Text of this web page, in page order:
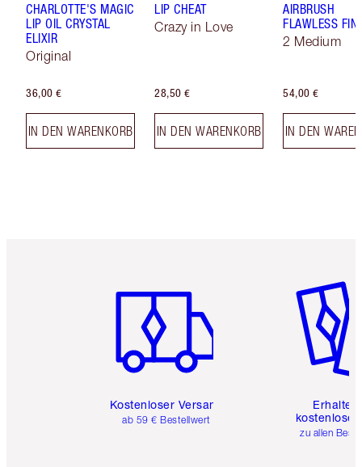
CHARLOTTE'S MAGIC
LIP OIL CRYSTAL
ELIXIR
Original
36,00 €
IN DEN WARENKORB
LIP CHEAT
Crazy in Love
28,50 €
IN DEN WARENKORB
AIRBRUSH
FLAWLESS
2 Medium
54,00 €
IN DEN
Kostenloser Versand
ab 59 € Bestellwert
Erhalte
kostenlose
zu allen